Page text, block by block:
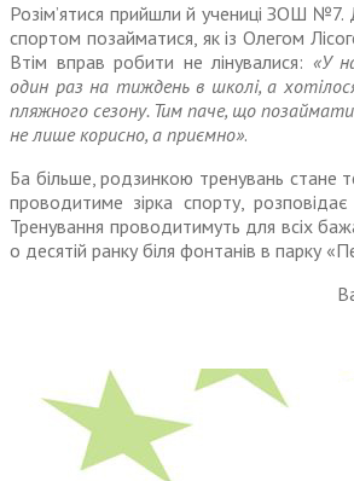
Розім’ятися прийшли й учениці ЗОШ №7.
спортом позайматися, як із Олегом
Втім вправ робити не лінувалися: «У
один раз на тиждень в школі, а
пляжного сезону. Тим паче, що
не лише корисно, а приємно».
Ба більше, родзинкою тренувань стане
проводитиме зірка спорту,
Тренування проводитимуть для всіх
о десятій ранку біля фонтанів в парку